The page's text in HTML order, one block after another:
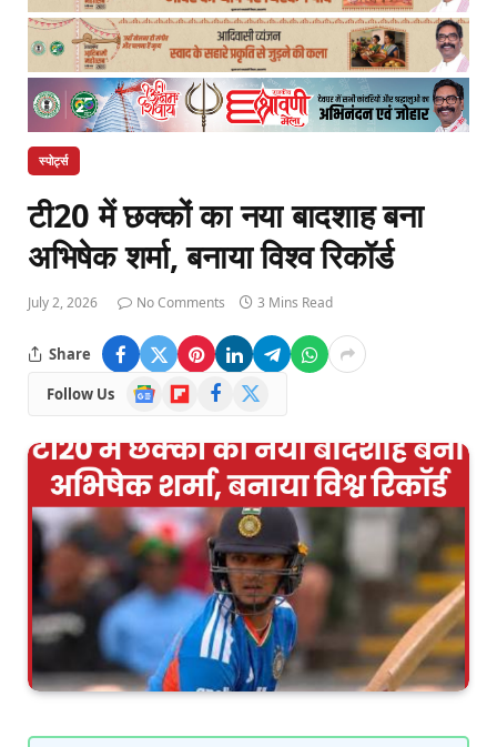
स्पोर्ट्स
टी20 में छक्कों का नया बादशाह बना
अभिषेक शर्मा, बनाया विश्व रिकॉर्ड
July 2, 2026 No Comments 3 Mins Read
Share
Follow Us
Google
News
FlipboardFacebook